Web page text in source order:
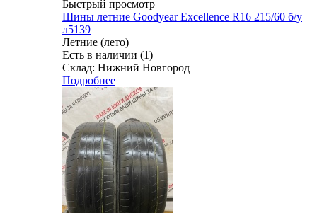
Быстрый просмотр
Шины летние Goodyear Excellence R16 215/60 б/у
л5139
Летние (лето)
Есть в наличии (1)
Склад: Нижний Новгород
Подробнее